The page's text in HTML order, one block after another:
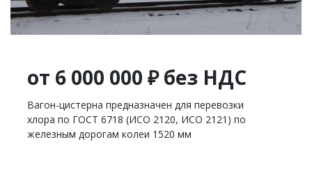
от 6 000 000 ₽ без НДС
Вагон-цистерна предназначен для перевозки
хлора по ГОСТ 6718 (ИСО 2120, ИСО 2121) по
железным дорогам колеи 1520 мм